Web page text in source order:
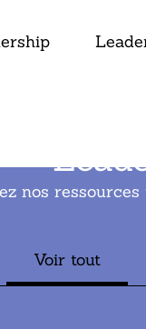
nos
Voir tout